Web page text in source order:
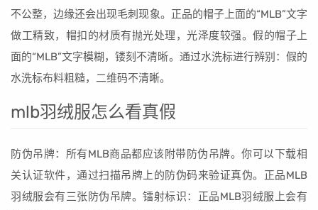
不公整，边缘还会出现毛刺现象。正品的帽子上面的“MLB”文字
做工精致，帽扣的材质有抛光处理，光泽度较强。假的帽子上
面的“MLB”文字模糊，镂刻不清晰。通过水洗标进行辨别：假的
水洗标布料粗糙，二维码不清晰。
mlb羽绒服怎么看真假
防伪吊牌：所有MLB商品都应该附带防伪吊牌。你可以下载相
关认证软件，通过扫描吊牌上的防伪码来验证真伪。正品MLB
羽绒服会有三张防伪吊牌。镭射标识：正品MLB羽绒服上会有